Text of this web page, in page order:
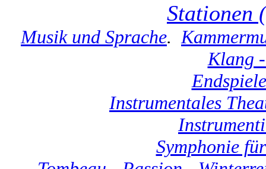
Stationen
Musik und Sprache.
Klang
Instrumentales
Symphonie